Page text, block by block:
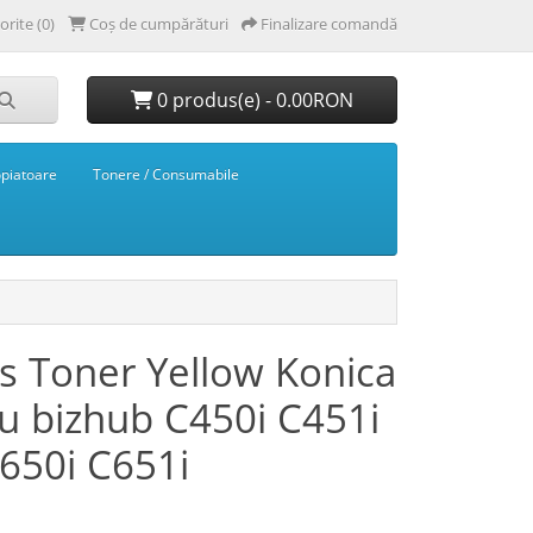
(0) Coș de cumpărături Finalizare comandă
0 produs(e) - 0.00RON
Tonere / Consumabile
Toner Yellow Konica
bizhub C450i C451i
C651i